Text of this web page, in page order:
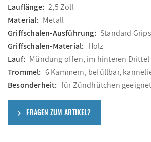
Lauflänge: 2,5 Zoll
Material: Metall
Griffschalen-Ausführung: Standard Grips
Griffschalen-Material: Holz
Lauf: Mündung offen, im hinteren Drittel
Trommel: 6 Kammern, befüllbar,
Besonderheit: für Zündhütchen geeignet
FRAGEN ZUM ARTIKEL?